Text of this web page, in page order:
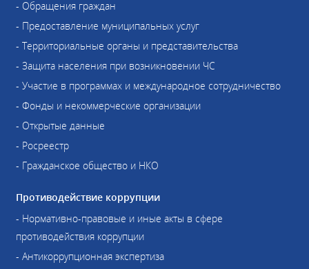
- Обращения граждан
- Предоставление муниципальных услуг
- Территориальные органы и представительства
- Защита населения при возникновении ЧС
- Участие в программах и международное сотрудничество
- Фонды и некоммерческие организации
- Открытые данные
- Росреестр
- Гражданское общество и НКО
Противодействие коррупции
- Нормативно-правовые и иные акты в сфере
противодействия коррупции
- Антикоррупционная экспертиза